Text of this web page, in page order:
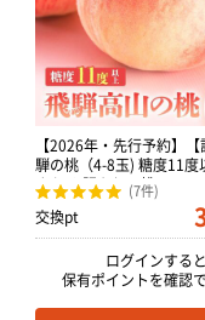
【2026年・先行予約】
騨の桃（4-8玉) 糖度11度
まかせ 訳あり｜桃 GH009
(7件)
交換pt
ログインすると
保有ポイントを確認